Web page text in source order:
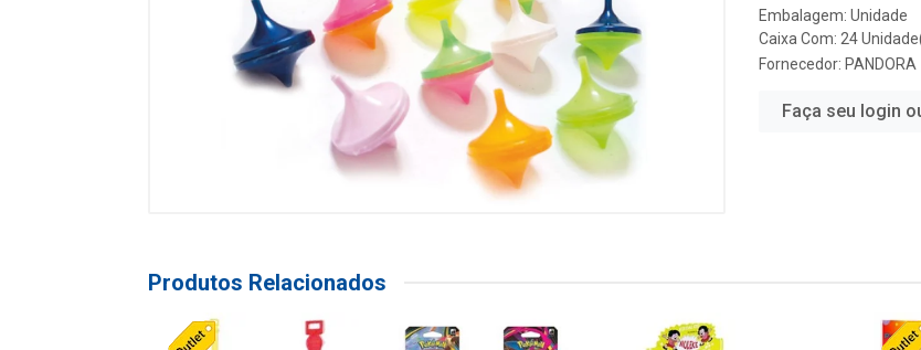
Embalagem: Unidade
Caixa Com: 24
Fornecedor: PANDORA
Faça seu login
Produtos Relacionados